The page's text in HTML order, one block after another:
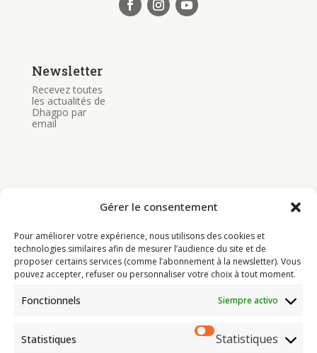
Gérer le consentement
Pour améliorer votre expérience, nous utilisons des cookies et
technologies similaires afin de mesurer l’audience du site et de
proposer certains services (comme l’abonnement à la newsletter). Vous
pouvez accepter, refuser ou personnaliser votre choix à tout moment.
Fonctionnels Siempre activo
Statistiques Statistiques
Newsletter
Recevez toutes
les actualités de
Dhagpo par
email
Programme
Actualités
Ressources
Infos pratiques